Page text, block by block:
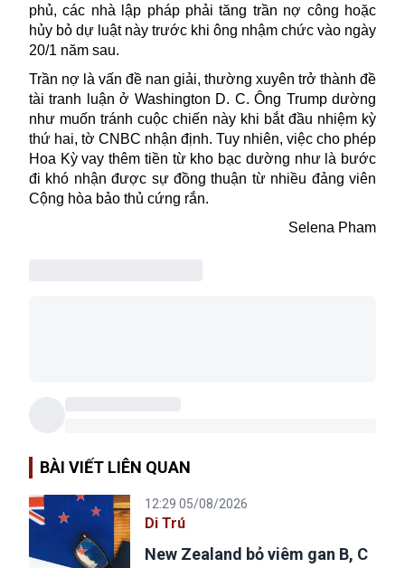
phủ, các nhà lập pháp phải tăng trần nợ công hoặc
hủy bỏ dự luật này trước khi ông nhậm chức vào ngày
20/1 năm sau.
Trần nợ là vấn đề nan giải, thường xuyên trở thành đề
tài tranh luận ở Washington D. C. Ông Trumpdường
như muốn tránh cuộc chiến này khi bắt đầu nhiệm kỳ
thứ hai, tờ CNBC nhận định. Tuy nhiên, việc cho phép
Hoa Kỳ vay thêm tiền từ kho bạc dường như là bước
đi khó nhận được sự đồng thuận từ nhiều đảng viên
Cộng hòa bảo thủ cứng rắn.
Selena Pham
BÀI VIẾT LIÊN QUAN
12:29 05/08/2026
Di Trú
New Zealand bỏ viêm gan B, C